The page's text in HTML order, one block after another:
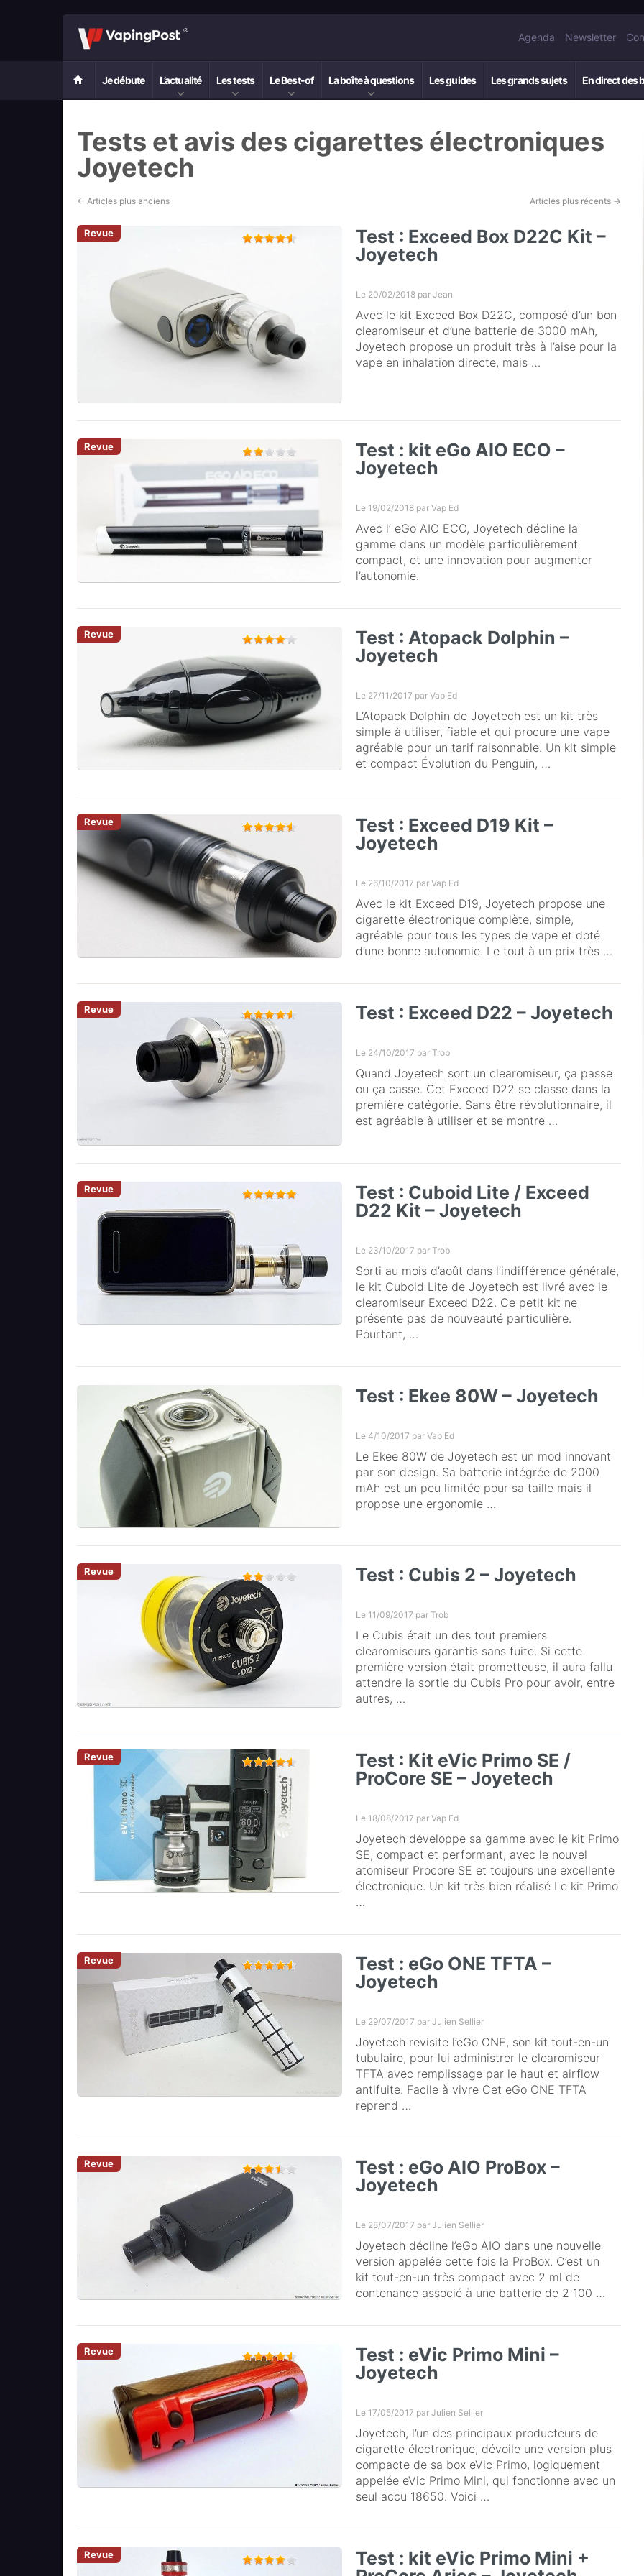
Agenda Newsletter
Je débute L’actualité Les tests Le Best-of La boîte à questions Les guides Les grands sujets En direct des
Tests et avis des cigarettes électroniques
Joyetech
← Articles plus anciens Articles plus récents →
Test : Exceed Box D22C Kit –
Joyetech
Le 20/02/2018 parJean
Avec le kit Exceed Box D22C, composé d’un bon
clearomiseur et d’une batterie de 3000 mAh,
Joyetech propose un produit très à l’aise pour la
vape en inhalation directe, mais …
Test : kit eGo AIO ECO –
Joyetech
Le 19/02/2018 parVap Ed
Avec l’ eGo AIO ECO, Joyetech décline la
gamme dans un modèle particulièrement
compact, et une innovation pour augmenter
l’autonomie.
Test : Atopack Dolphin –
Joyetech
Le 27/11/2017 parVap Ed
L’Atopack Dolphin de Joyetech est un kit très
simple à utiliser, fiable et qui procure une vape
agréable pour un tarif raisonnable. Un kit simple
et compact Évolution du Penguin, …
Test : Exceed D19 Kit –
Joyetech
Le 26/10/2017 parVap Ed
Avec le kit Exceed D19, Joyetech propose une
cigarette électronique complète, simple,
agréable pour tous les types de vape et doté
d’une bonne autonomie. Le tout à un prix très …
Test : Exceed D22 – Joyetech
Le 24/10/2017 parTrob
Quand Joyetech sort un clearomiseur, ça passe
ou ça casse. Cet Exceed D22 se classe dans la
première catégorie. Sans être révolutionnaire, il
est agréable à utiliser et se montre …
Test : Cuboid Lite / Exceed
D22 Kit – Joyetech
Le 23/10/2017 parTrob
Sorti au mois d’août dans l’indifférence générale,
le kit Cuboid Lite de Joyetech est livré avec le
clearomiseur Exceed D22. Ce petit kit ne
présente pas de nouveauté particulière.
Pourtant, …
Test : Ekee 80W – Joyetech
Le 4/10/2017 parVap Ed
Le Ekee 80W de Joyetech est un mod innovant
par son design. Sa batterie intégrée de 2000
mAh est un peu limitée pour sa taille mais il
propose une ergonomie …
Test : Cubis 2 – Joyetech
Le 11/09/2017 parTrob
Le Cubis était un des tout premiers
clearomiseurs garantis sans fuite. Si cette
première version était prometteuse, il aura fallu
attendre la sortie du Cubis Pro pour avoir, entre
autres, …
Test : Kit eVic Primo SE /
ProCore SE – Joyetech
Le 18/08/2017 parVap Ed
Joyetech développe sa gamme avec le kit Primo
SE, compact et performant, avec le nouvel
atomiseur Procore SE et toujours une excellente
électronique. Un kit très bien réalisé Le kit Primo
…
Test : eGo ONE TFTA –
Joyetech
Le 29/07/2017 parJulien Sellier
Joyetech revisite l’eGo ONE, son kit tout-en-un
tubulaire, pour lui administrer le clearomiseur
TFTA avec remplissage par le haut et airflow
antifuite. Facile à vivre Cet eGo ONE TFTA
reprend …
Test : eGo AIO ProBox –
Joyetech
Le 28/07/2017 parJulien Sellier
Joyetech décline l’eGo AIO dans une nouvelle
version appelée cette fois la ProBox. C’est un
kit tout-en-un très compact avec 2 ml de
contenance associé à une batterie de 2 100 …
Test : eVic Primo Mini –
Joyetech
Le 17/05/2017 parJulien Sellier
Joyetech, l’un des principaux producteurs de
cigarette électronique, dévoile une version plus
compacte de sa box eVic Primo, logiquement
appelée eVic Primo Mini, qui fonctionne avec un
seul accu 18650. Voici …
Test : kit eVic Primo Mini +